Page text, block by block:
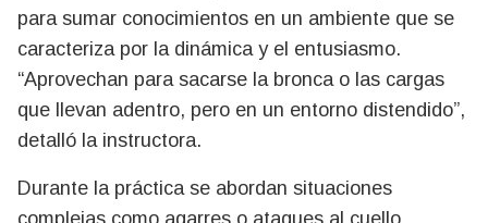
para sumar conocimientos en un ambiente que se
caracteriza por la dinámica y el entusiasmo.
“Aprovechan para sacarse la bronca o las cargas
que llevan adentro, pero en un entorno distendido”,
detalló la instructora.
Durante la práctica se abordan situaciones
complejas como agarres o ataques al cuello.